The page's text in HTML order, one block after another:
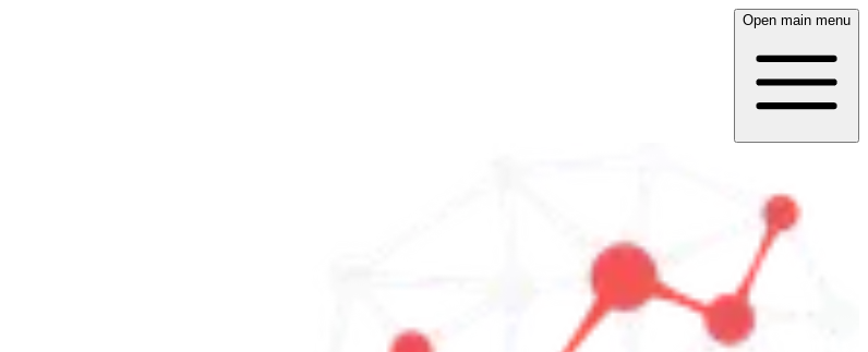
Open main menu